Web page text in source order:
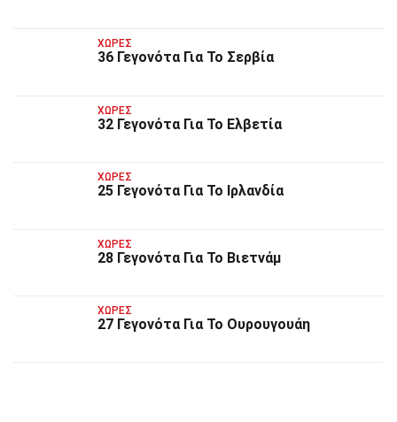
ΧΏΡΕΣ
36 Γεγονότα Για Το Σερβία
ΧΏΡΕΣ
32 Γεγονότα Για Το Ελβετία
ΧΏΡΕΣ
25 Γεγονότα Για Το Ιρλανδία
ΧΏΡΕΣ
28 Γεγονότα Για Το Βιετνάμ
ΧΏΡΕΣ
27 Γεγονότα Για Το Ουρουγουάη